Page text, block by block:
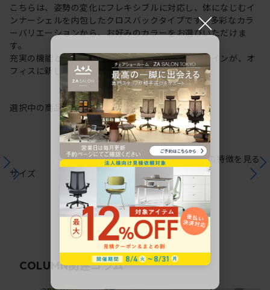
こちらは、姿勢の変化にフレキシブルに対応し、体になじむイ
ンナーシェルを内包したクロスバックタイプです。多彩なカラ
ーバリエーションから、お好みのカラーをお選びいただけま
す。
充実の機能と一体となった透明感のある美しいデザインが、オ
フィスに新しい風を運びます。
選択中の商品情報保証注意事項
サイズ
シリーズの特徴を見る
COLUMN関連コラム
×